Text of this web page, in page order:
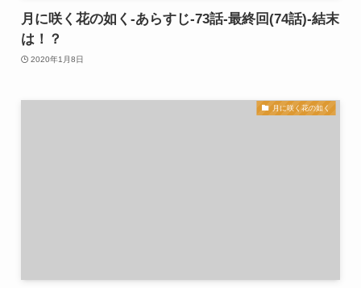
月に咲く花の如く-あらすじ-73話-最終回(74話)-結末
は！？
2020年1月8日
月に咲く花の如く